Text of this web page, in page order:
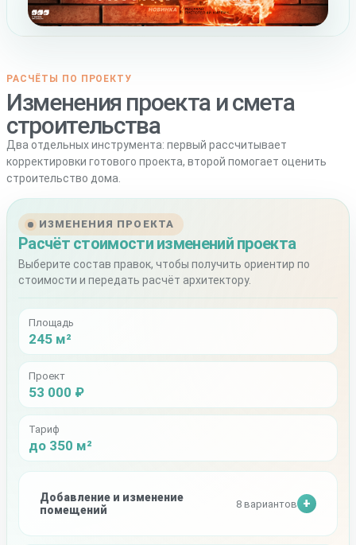
РАСЧЁТЫ ПО ПРОЕКТУ
Изменения проекта и смета
строительства
Два отдельных инструмента: первый рассчитывает
корректировки готового проекта, второй помогает оценить
строительство дома.
ИЗМЕНЕНИЯ ПРОЕКТА
Расчёт стоимости изменений проекта
Выберите состав правок, чтобы получить ориентир по
стоимости и передать расчёт архитектору.
Площадь
245 м²
Проект
53 000 ₽
Тариф
до 350 м²
Добавление и изменение
помещений
8 вариантов